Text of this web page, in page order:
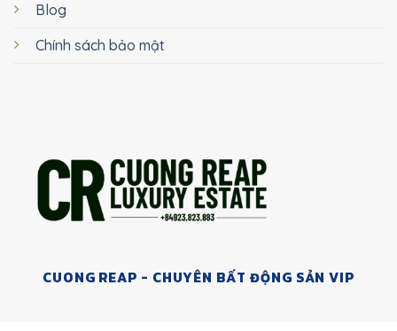
CUONG REAP - CHUYÊN BẤT ĐỘNG SẢN VIP
Blog
Chính sách bảo mật